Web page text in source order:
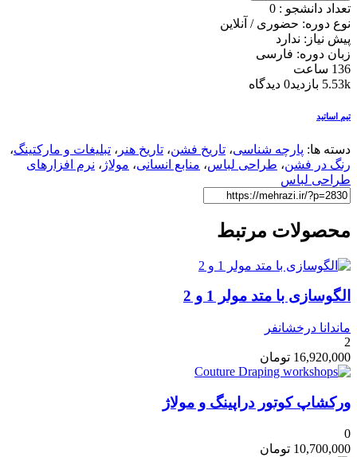
تعداد دانشجو : 0
نوع دوره: حضوری / آنلاین
پیش نیاز: ندارد
زبان دوره: فارسی
136 ساعت
5.53k بازدید
0 دیدگاه
تیم اساتید
دسته ها: پارچه شناسی، تاریخ فشن، تاریخ هنر ، تبلیغات و مارکتینگ،
رنگ در فشن، طراحی لباس، منابع انسانی، مولاژ ، نرم افزارهای
طراحی لباس
محصولات مرتبط
الگوسازی با متد مولر 1 و 2
ماندانا درخشانفر
2
16,920,000 تومان
ورکشاپ کوتور دراپینگ و مولاژ
0
10,700,000 تومان